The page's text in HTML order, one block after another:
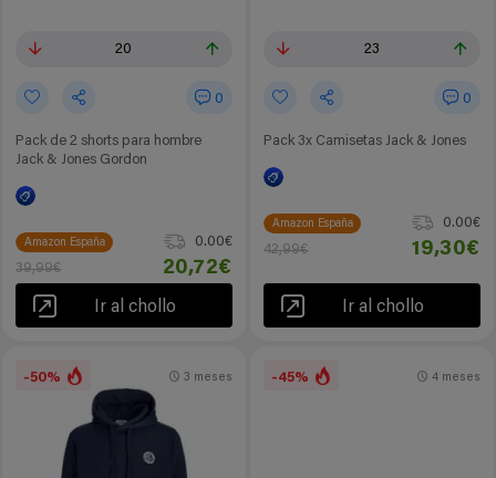
20
0
Pack de 2 shorts para hombre
Jack & Jones Gordon
Amazon España
0.00€
39,99€
20,72€
Ir al chollo
23
0
Pack 3x Camisetas Jack & Jones
Amazon España
0.00€
42,99€
19,30€
Ir al chollo
-50% 3 meses -45% 4 meses